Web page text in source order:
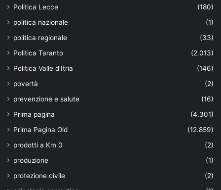
Politica Lecce
(180)
politica nazionale
(1)
politica regionale
(33)
Politica Taranto
(2.013)
Politica Valle d'Itria
(146)
povertà
(2)
prevenzione e salute
(16)
Prima pagina
(4.301)
Prima Pagina Old
(12.859)
prodotti a Km 0
(2)
produzione
(1)
protezione civile
(2)